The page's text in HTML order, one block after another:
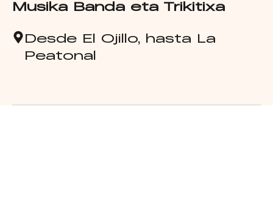
Musika Banda eta Trikitixa
Desde El Ojillo, hasta La
Peatonal